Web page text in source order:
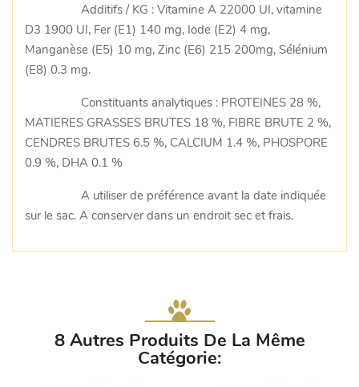
Additifs / KG : Vitamine A 22000 UI, vitamine
D3 1900 UI, Fer (E1) 140 mg, Iode (E2) 4 mg,
Manganèse (E5) 10 mg, Zinc (E6) 215 200mg, Sélénium
(E8) 0.3 mg.
Constituants analytiques : PROTEINES 28 %,
MATIERES GRASSES BRUTES 18 %, FIBRE BRUTE 2 %,
CENDRES BRUTES 6.5 %, CALCIUM 1.4 %, PHOSPORE
0.9 %, DHA 0.1 %
A utiliser de préférence avant la date indiquée
sur le sac. A conserver dans un endroit sec et frais.
8 Autres Produits De La Même
Catégorie: